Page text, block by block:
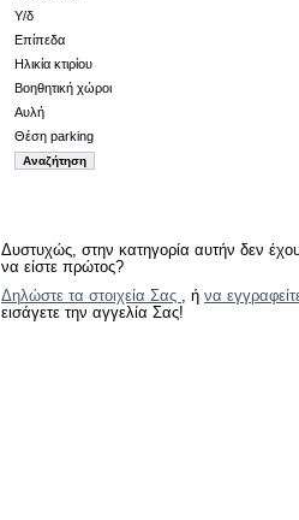
Υ/δ
Επίπεδα
Ηλικία κτιρίου
Βοηθητική χώροι
Αυλή
Θέση parking
Δυστυχώς, στην κατηγορία αυτήν δεν
να είστε πρώτος?
Δηλώστε τα στοιχεία Σας , ή να
εισάγετε την αγγελία Σας!